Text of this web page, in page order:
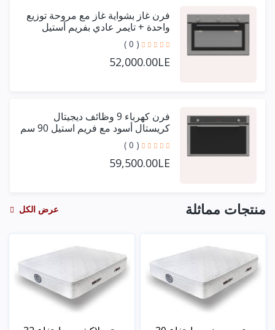
فرن غاز بشواية غاز مع مروحة توزيع
واحدة + تايمر عادي بفريم أستيل
حرف يو 90 سم
( 0 )
52,000.00LE
فرن كهرباء 9 وظائف ديجيتال
كريستال أسود مع فريم استيل 90 سم
+ مروحتين توزيع
( 0 )
59,500.00LE
منتجات مماثلة عرض الكل